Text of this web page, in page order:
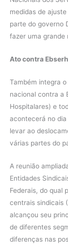
medidas de
parte do governo
fazer uma grande
Ato contra Ebserh
Também integra
nacional contra a
Hospitalares) e
acontecerá no
levar ao
várias partes do
A reunião
Entidades
Federais, do qual
centrais sindicais
alcançou seu
de diferentes
diferenças nas